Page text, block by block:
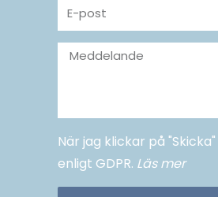
post
Meddelande
När jag klickar på
enligt GDPR. Läs mer